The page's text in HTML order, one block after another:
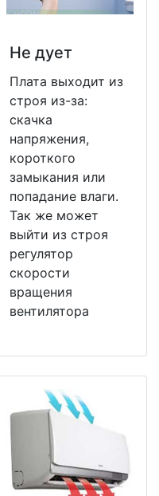
Не дует
Плата выходит из
строя из-за:
скачка
напряжения,
короткого
замыкания или
попадание влаги.
Так же может
выйти из строя
регулятор
скорости
вращения
вентилятора